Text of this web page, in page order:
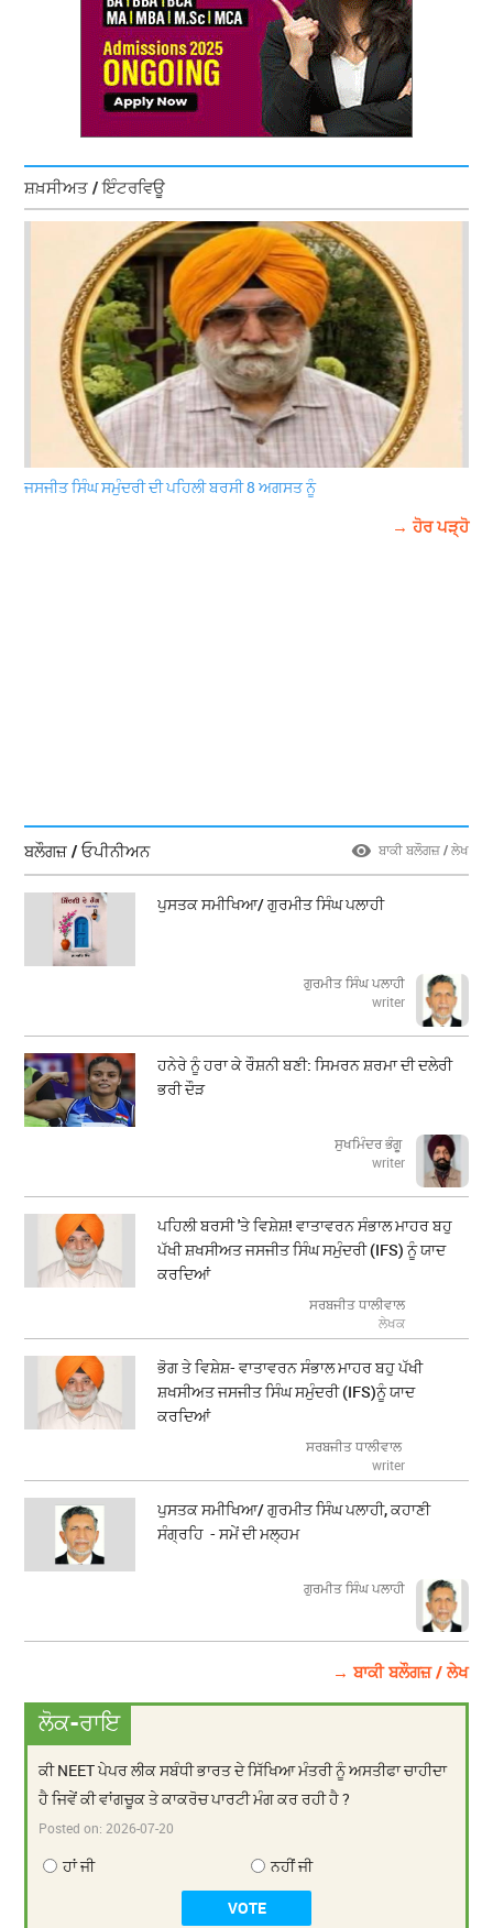
ਸ਼ਖ਼ਸੀਅਤ / ਇੰਟਰਵਿਊ
ਜਸਜੀਤ ਸਿੰਘ ਸਮੁੰਦਰੀ ਦੀ ਪਹਿਲੀ ਬਰਸੀ 8 ਅਗਸਤ ਨੂੰ
→ ਹੋਰ ਪੜ੍ਹੋ
ਬਲੌਗਜ਼ / ਓਪੀਨੀਅਨ ਬਾਕੀ ਬਲੌਗਜ਼ / ਲੇਖ
ਪੁਸਤਕ ਸਮੀਖਿਆ/ ਗੁਰਮੀਤ ਸਿੰਘ ਪਲਾਹੀ
ਗੁਰਮੀਤ ਸਿੰਘ ਪਲਾਹੀ
writer
ਹਨੇਰੇ ਨੂੰ ਹਰਾ ਕੇ ਰੌਸ਼ਨੀ ਬਣੀ: ਸਿਮਰਨ ਸ਼ਰਮਾ ਦੀ ਦਲੇਰੀ
ਭਰੀ ਦੌੜ
ਸੁਖਮਿੰਦਰ ਭੰਗੂ
writer
ਪਹਿਲੀ ਬਰਸੀ 'ਤੇ ਵਿਸ਼ੇਸ਼! ਵਾਤਾਵਰਨ ਸੰਭਾਲ ਮਾਹਰ ਬਹੁ
ਪੱਖੀ ਸ਼ਖਸੀਅਤ ਜਸਜੀਤ ਸਿੰਘ ਸਮੁੰਦਰੀ (IFS) ਨੂੰ ਯਾਦ
ਕਰਦਿਆਂ
ਸਰਬਜੀਤ ਧਾਲੀਵਾਲ
ਲੇਖਕ
ਭੋਗ ਤੇ ਵਿਸ਼ੇਸ਼- ਵਾਤਾਵਰਨ ਸੰਭਾਲ ਮਾਹਰ ਬਹੁ ਪੱਖੀ
ਸ਼ਖਸੀਅਤ ਜਸਜੀਤ ਸਿੰਘ ਸਮੁੰਦਰੀ (IFS)ਨੂੰ ਯਾਦ
ਕਰਦਿਆਂ
ਸਰਬਜੀਤ ਧਾਲੀਵਾਲ
writer
ਪੁਸਤਕ ਸਮੀਖਿਆ/ ਗੁਰਮੀਤ ਸਿੰਘ ਪਲਾਹੀ, ਕਹਾਣੀ
ਸੰਗ੍ਰਹਿ - ਸਮੇਂ ਦੀ ਮਲ੍ਹਮ
ਗੁਰਮੀਤ ਸਿੰਘ ਪਲਾਹੀ
→ ਬਾਕੀ ਬਲੌਗਜ਼ / ਲੇਖ
ਲੋਕ-ਰਾਇ
ਕੀ NEET ਪੇਪਰ ਲੀਕ ਸਬੰਧੀ ਭਾਰਤ ਦੇ ਸਿੱਖਿਆ ਮੰਤਰੀ ਨੂੰ ਅਸਤੀਫਾ ਚਾਹੀਦਾ
ਹੈ ਜਿਵੇਂ ਕੀ ਵਾਂਗਚੂਕ ਤੇ ਕਾਕਰੋਚ ਪਾਰਟੀ ਮੰਗ ਕਰ ਰਹੀ ਹੈ ?
Posted on: 2026-07-20
ਹਾਂ ਜੀ ਨਹੀਂ ਜੀ